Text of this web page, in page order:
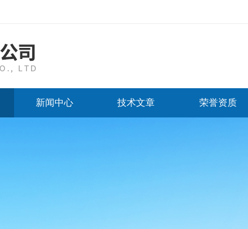
新闻中心 技术文章 荣誉资质